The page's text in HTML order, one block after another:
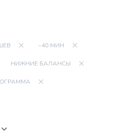
~40 МИН
НИЖНИЕ БАЛАНСЫ